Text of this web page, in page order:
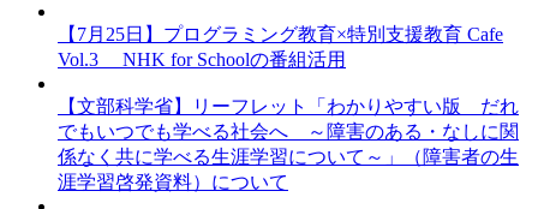
【7月25日】プログラミング教育×特別支援教育 Cafe
Vol.3 NHK for Schoolの番組活用
【文部科学省】リーフレット「わかりやすい版 だれ
でもいつでも学べる社会へ ～障害のある・なしに関
係なく共に学べる生涯学習について～」（障害者の生
涯学習啓発資料）について